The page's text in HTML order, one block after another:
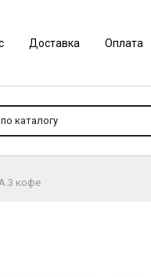
Доставка Оплата
кофе